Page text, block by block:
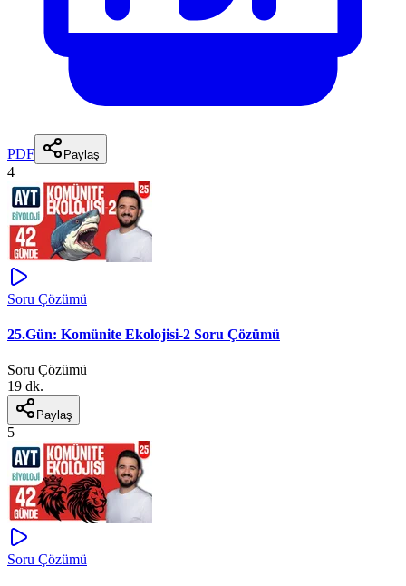
PDF Paylaş
4
Soru Çözümü
25.Gün: Komünite Ekolojisi-2 Soru Çözümü
Soru Çözümü
19 dk.
Paylaş
5
Soru Çözümü